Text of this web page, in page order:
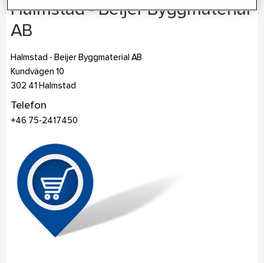
Halmstad - Beijer Byggmaterial
AB
Halmstad - Beijer Byggmaterial AB
Kundvägen 10
302 41 Halmstad
Telefon
+46 75-2417450